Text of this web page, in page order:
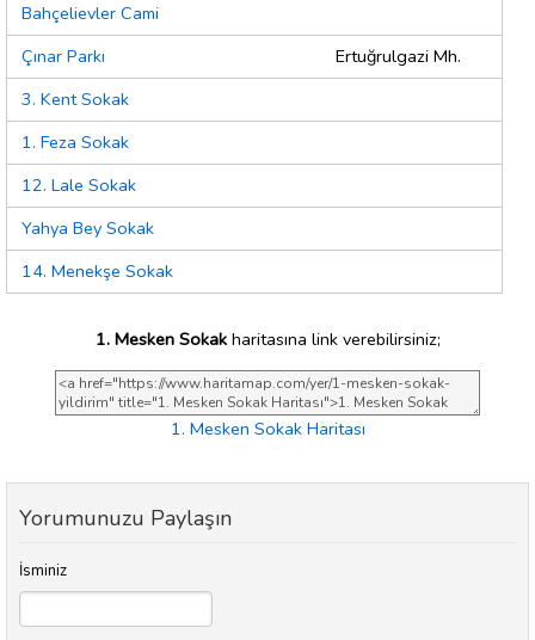
Bahçelievler Cami
Çınar Parkı
Ertuğrulgazi Mh.
3. Kent Sokak
1. Feza Sokak
12. Lale Sokak
Yahya Bey Sokak
14. Menekşe Sokak
1. Mesken Sokakharitasına link verebilirsiniz;
1. Mesken Sokak Haritası
Yorumunuzu Paylaşın
İsminiz